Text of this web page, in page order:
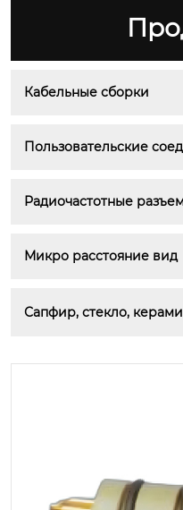
Кабельные сборки
Пользовательские
Радиочастотные
Микро расстояние вид
Сапфир, стекло,